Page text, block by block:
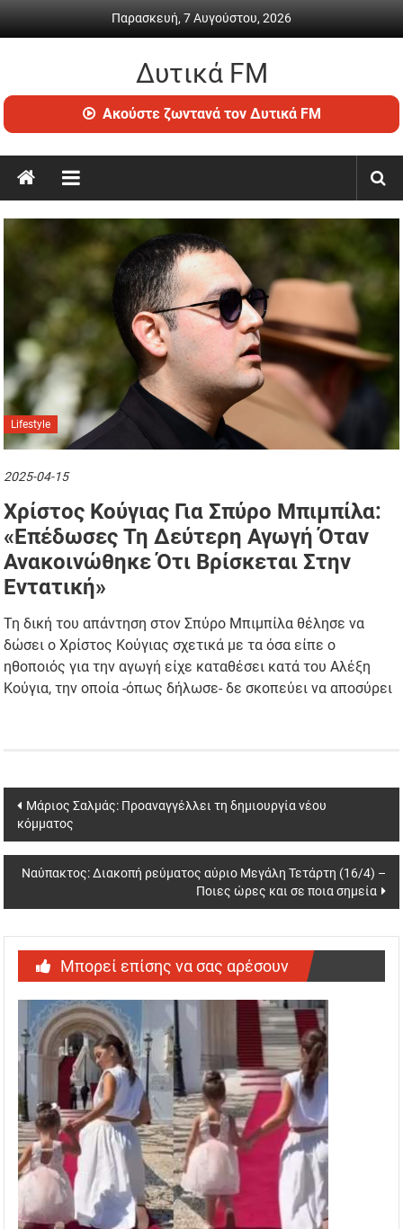
Παρασκευή, 7 Αυγούστου, 2026
Δυτικά FM
Ραδιόφωνο
•
ενημέρωση
Ακούστε ζωντανά τον Δυτικά FM
Lifestyle
2025-04-15
Χρίστος Κούγιας Για Σπύρο Μπιμπίλα:
«Επέδωσες Τη Δεύτερη Αγωγή Όταν
Ανακοινώθηκε Ότι Βρίσκεται Στην
Εντατική»
Τη δική του απάντηση στον Σπύρο Μπιμπίλα θέλησε να
δώσει ο Χρίστος Κούγιας σχετικά με τα όσα είπε ο
ηθοποιός για την αγωγή είχε καταθέσει κατά του Αλέξη
Κούγια, την οποία -όπως δήλωσε- δε σκοπεύει να αποσύρει
Post
navigation
Μάριος Σαλμάς: Προαναγγέλλει τη δημιουργία νέου
κόμματος
Ναύπακτος: Διακοπή ρεύματος αύριο Μεγάλη Τετάρτη (16/4) –
Ποιες ώρες και σε ποια σημεία
Μπορεί επίσης να σας αρέσουν